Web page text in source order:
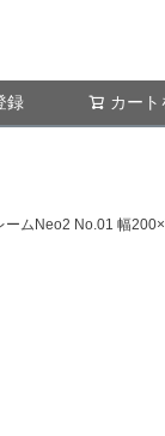
録 カート
ームNeo2 No.01 幅